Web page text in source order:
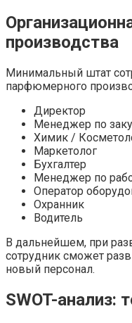
производства
Минимальный штат
парфюмерного
Директор
Менеджер по
Химик /
Маркетолог
Бухгалтер
Менеджер по
Оператор
Охранник
Водитель
В дальнейшем, при
сотрудник сможет
новый персонал.
SWOT-анализ: